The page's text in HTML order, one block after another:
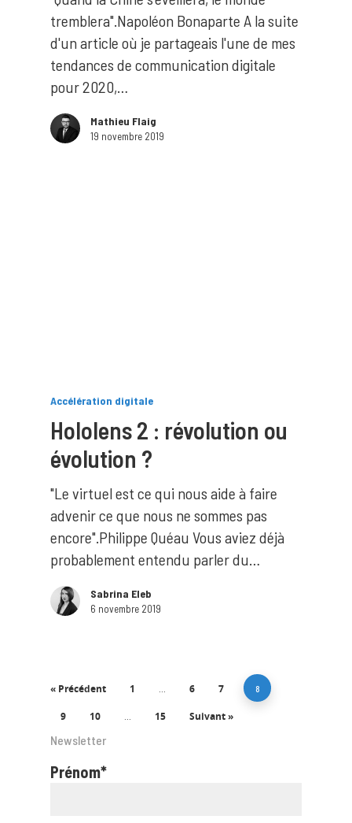
tremblera".Napoléon Bonaparte A la suite
d'un article où je partageais l'une de mes
tendances de communication digitale
pour 2020,…
Mathieu Flaig
19 novembre 2019
Accélération digitale
Hololens 2 : révolution ou
évolution ?
"Le virtuel est ce qui nous aide à faire
advenir ce que nous ne sommes pas
encore".Philippe Quéau Vous aviez déjà
probablement entendu parler du…
Sabrina Eleb
6 novembre 2019
« Précédent 1 6 7 8
9 10 15 Suivant »
Newsletter
Prénom*